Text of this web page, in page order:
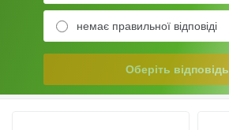
немає правильної відповіді
Оберіть відповідь